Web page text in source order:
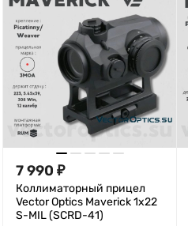
7 990 ₽
Коллиматорный прицел
Vector Optics Maverick 1x22
S-MIL (SCRD-41)